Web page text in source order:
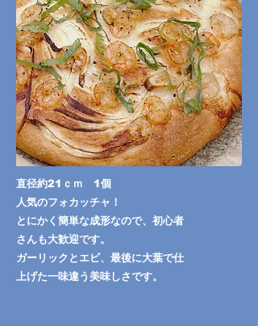
直径約21ｃｍ 1個
人気のフォカッチャ！
とにかく簡単な成形なので、初心者
さんも大歓迎です。
​ガーリックとエビ、最後に大葉で仕
上げた一味違う美味しさです。